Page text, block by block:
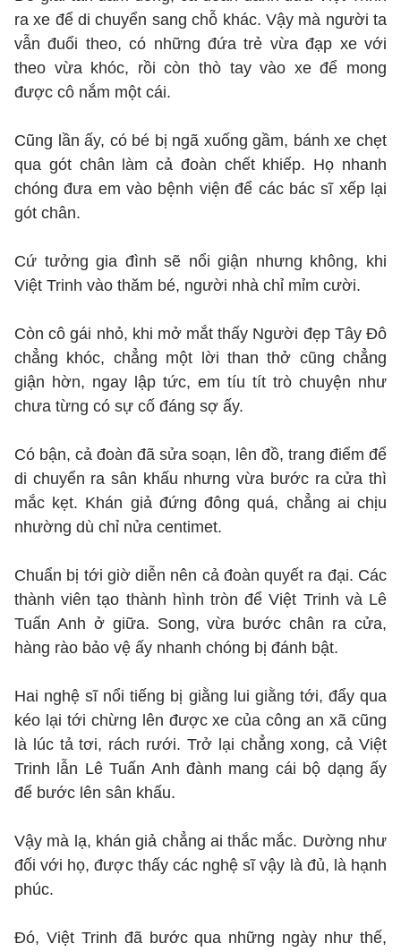
ra xe để di chuyển sang chỗ khác. Vậy mà người ta
vẫn đuổi theo, có những đứa trẻ vừa đạp xe với
theo vừa khóc, rồi còn thò tay vào xe để mong
được cô nắm một cái.
Cũng lần ấy, có bé bị ngã xuống gầm, bánh xe chẹt
qua gót chân làm cả đoàn chết khiếp. Họ nhanh
chóng đưa em vào bệnh viện để các bác sĩ xếp lại
gót chân.
Cứ tưởng gia đình sẽ nổi giận nhưng không, khi
Việt Trinh vào thăm bé, người nhà chỉ mỉm cười.
Còn cô gái nhỏ, khi mở mắt thấy Người đẹp Tây Đô
chẳng khóc, chẳng một lời than thở cũng chẳng
giận hờn, ngay lập tức, em tíu tít trò chuyện như
chưa từng có sự cố đáng sợ ấy.
Có bận, cả đoàn đã sửa soạn, lên đồ, trang điểm để
di chuyển ra sân khấu nhưng vừa bước ra cửa thì
mắc kẹt. Khán giả đứng đông quá, chẳng ai chịu
nhường dù chỉ nửa centimet.
Chuẩn bị tới giờ diễn nên cả đoàn quyết ra đại. Các
thành viên tạo thành hình tròn để Việt Trinh và Lê
Tuấn Anh ở giữa. Song, vừa bước chân ra cửa,
hàng rào bảo vệ ấy nhanh chóng bị đánh bật.
Hai nghệ sĩ nổi tiếng bị giằng lui giằng tới, đẩy qua
kéo lại tới chừng lên được xe của công an xã cũng
là lúc tả tơi, rách rưới. Trở lại chẳng xong, cả Việt
Trinh lẫn Lê Tuấn Anh đành mang cái bộ dạng ấy
để bước lên sân khấu.
Vậy mà lạ, khán giả chẳng ai thắc mắc. Dường như
đối với họ, được thấy các nghệ sĩ vậy là đủ, là hạnh
phúc.
Đó, Việt Trinh đã bước qua những ngày như thế,